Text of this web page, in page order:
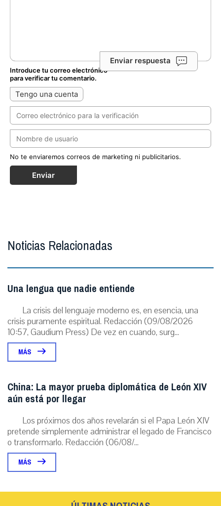
Enviar respuesta
Introduce tu correo electrónico
para verificar tu comentario.
Tengo una cuenta
No te enviaremos correos de marketing ni publicitarios.
Enviar
Noticias Relacionadas
Una lengua que nadie entiende
La crisis del lenguaje moderno es, en esencia, una
crisis puramente espiritual. Redacción (09/08/2026
10:57, Gaudium Press) De vez en cuando, surg...
MÁS
China: La mayor prueba diplomática de León XIV
aún está por llegar
Los próximos dos años revelarán si el Papa León XIV
pretende simplemente administrar el legado de Francisco
o transformarlo. Redacción (06/08/...
MÁS